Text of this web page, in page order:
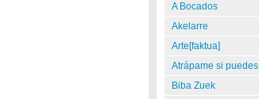
A Bocados
Akelarre
Arte[faktua]
Atrápame si puedes
Biba Zuek